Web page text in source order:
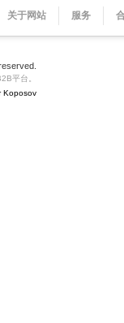
关于网站 服务
平台。
Koposov